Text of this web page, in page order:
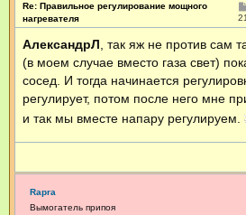
Re: Правильное регулирование мощного
нагревателя
АлександрЛ , так яж не против сам
(в моем случае вместо газа свет)
сосед. И тогда начинается
регулирует, потом после него мне
и так мы вместе напару регулируем.
Rapra
Вымогатель припоя